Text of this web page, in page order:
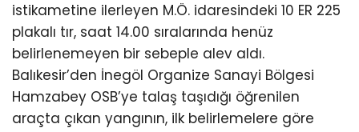
istikametine ilerleyen M.Ö. idaresindeki 10 ER 225
plakalı tır, saat 14.00 sıralarında henüz
belirlenemeyen bir sebeple alev aldı.
Balıkesir’den İnegöl Organize Sanayi Bölgesi
Hamzabey OSB’ye talaş taşıdığı öğrenilen
araçta çıkan yangının, ilk belirlemelere göre